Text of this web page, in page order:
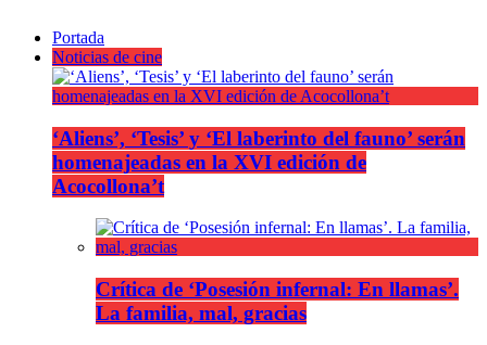
Portada
Noticias de cine
‘Aliens’, ‘Tesis’ y ‘El laberinto del fauno’ serán
homenajeadas en la XVI edición de
Acocollona’t
Crítica de ‘Posesión infernal: En llamas’.
La familia, mal, gracias